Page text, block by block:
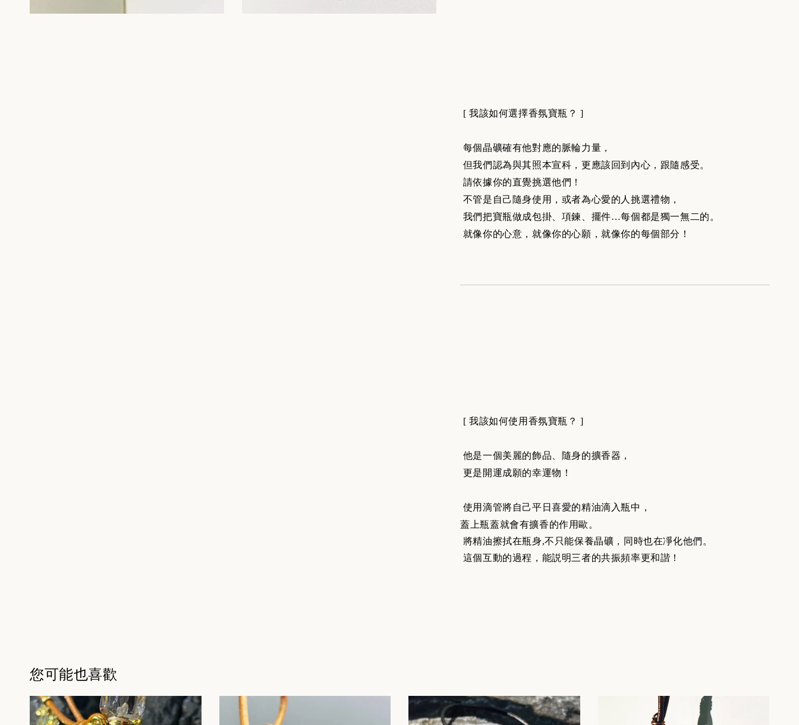
[ 我該如何選擇香氛寶瓶？ ]
每個晶礦確有他對應的脈輪力量，
但我們認為與其照本宣科，更應該回到內心，跟隨感受。
請依據你的直覺挑選他們！
不管是自己隨身使用，或者為心愛的人挑選禮物，
我們把寶瓶做成包掛、項鍊、擺件…每個都是獨一無二的。
就像你的心意，就像你的心願，就像你的每個部分！
[ 我該如何使用香氛寶瓶？ ]
他是一個美麗的飾品、隨身的擴香器，
更是開運成願的幸運物！
使用滴管將自己平日喜愛的精油滴入瓶中，
蓋上瓶蓋就會有擴香的作用歐。
將精油擦拭在瓶身,不只能保養晶礦，同時也在凈化他們。
這個互動的過程，能説明三者的共振頻率更和諧！
您可能也喜歡